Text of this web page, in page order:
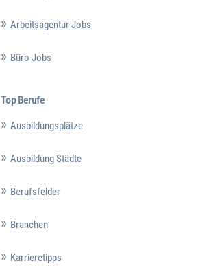
Arbeitsagentur Jobs
Büro Jobs
Top Berufe
Ausbildungsplätze
Ausbildung Städte
Berufsfelder
Branchen
Karrieretipps